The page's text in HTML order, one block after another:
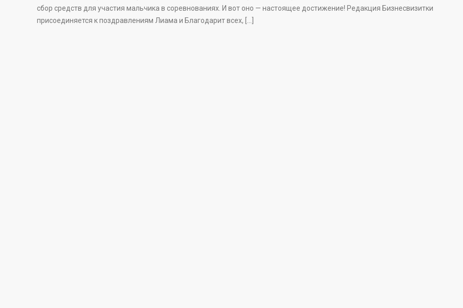
сбор средств для участия мальчика в соревнованиях. И вот оно — настоящее достижение! Редакция Бизнесвизитки
присоединяется к поздравлениям Лиама и Благодарит всех, […]